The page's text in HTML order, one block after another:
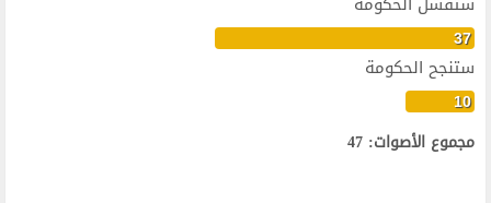
37
ستنجح الحكومة
10
مجموع الأصوات: 47